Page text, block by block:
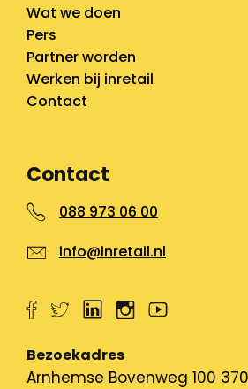
Wat we doen
Pers
Partner worden
Werken bij inretail
Contact
Contact
088 973 06 00
info@inretail.nl
Bezoekadres
Arnhemse Bovenweg 100